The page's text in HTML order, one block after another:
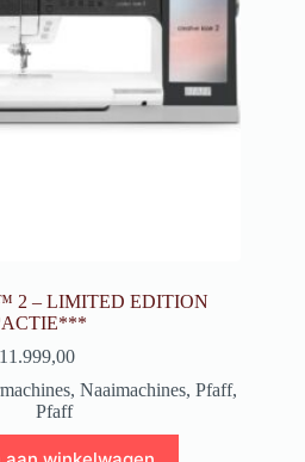
2 – LIMITED EDITION
11.999,00
, Naaimachines, Pfaff,
Pfaff